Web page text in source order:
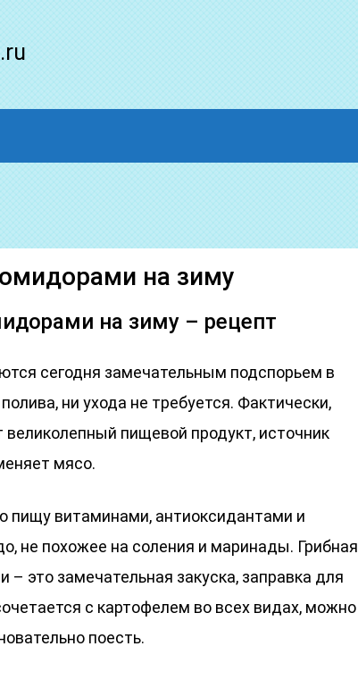
на зиму
на зиму – рецепт
сегодня замечательным подспорьем в
ни ухода не требуется. Фактически,
пищевой продукт, источник
мясо.
пищу витаминами, антиоксидантами и
не похожее на соления и маринады. Грибная
– это замечательная закуска, заправка для
с картофелем во всех видах, можно
поесть.